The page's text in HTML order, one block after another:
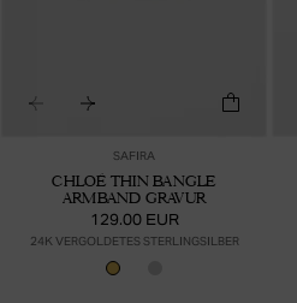
SAFIRA
CHLOÉ THIN BANGLE
ARMBAND GRAVUR
129.00 EUR
24K VERGOLDETES STERLINGSILBER